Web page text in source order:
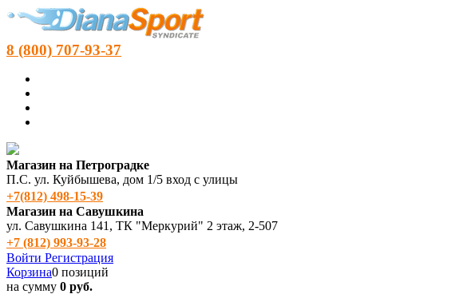
8 (800) 707-93-37
Магазин на Петроградке
П.С. ул. Куйбышева, дом 1/5 вход с улицы
+7(812) 498‑15-39
Магазин на Савушкина
ул. Савушкина 141, ТК "Меркурий" 2 этаж, 2-507
+7 (812) 993-93-28
Войти Регистрация
Корзина0 позиций
на сумму 0 руб.